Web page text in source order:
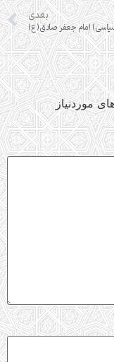
بعدی
امام جعفر صادق( ع)
موردنیاز